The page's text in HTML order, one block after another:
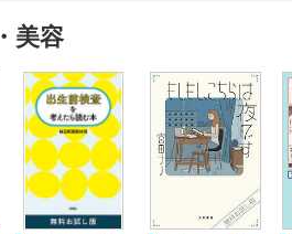
美容